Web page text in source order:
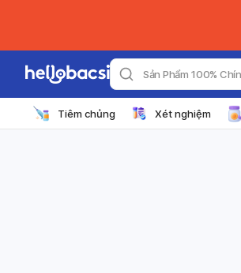
Sản Phẩm 100%
Tiêm chủng Xét nghiệm